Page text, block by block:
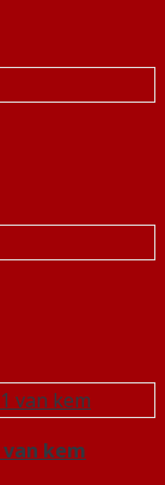
van kem